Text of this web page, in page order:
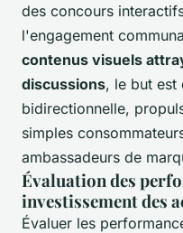
des concours
l'engagement
contenus visuels
discussions, le but est
bidirectionnelle,
simples
ambassadeurs de
Évaluation des
investissement des
Évaluer les